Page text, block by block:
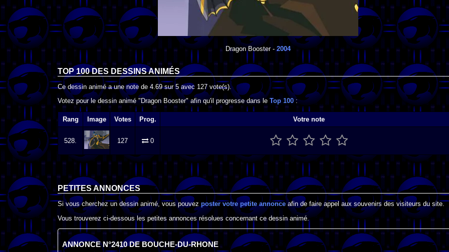
Dragon Booster-2004
TOP 100 DES DESSINS ANIMÉS
Ce dessin animé a une note de 4.69sur5 avec 127 vote(s).
Votez pour le dessin animé "Dragon Booster" afin qu'il progresse dans le Top 100:
Rang Image Votes Prog. Votre note
528. 127 0
PETITES ANNONCES
Si vous cherchez un dessin animé, vous pouvez poster votre petite annonceafin de faire appel aux souvenirs des visiteurs du site.
Vous trouverez ci-dessous les petites annonces résolues concernant ce dessin animé.
ANNONCE N°2410 DE BOUCHE-DU-RHONE